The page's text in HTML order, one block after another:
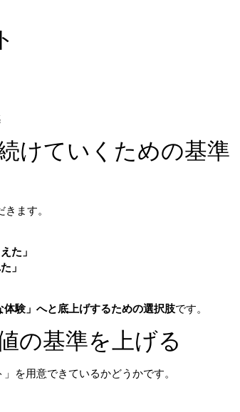
けていくための基準
ます。
た」
」
体験」へと底上げするための選択肢です。
の基準を上げる
を用意できているかどうかです。